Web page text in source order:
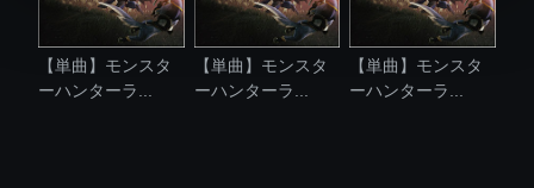
【単曲】モンスタ
ーハンターラ...
【単曲】モンスタ
ーハンターラ...
【単曲】モンスタ
ーハンターラ...